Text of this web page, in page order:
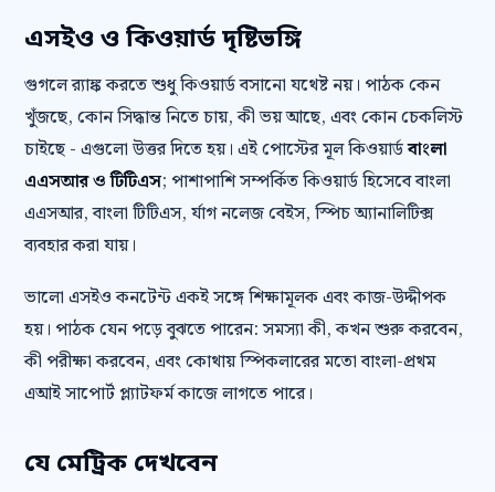
এসইও ও কিওয়ার্ড দৃষ্টিভঙ্গি
গুগলে র‍্যাঙ্ক করতে শুধু কিওয়ার্ড বসানো যথেষ্ট নয়। পাঠক কেন
খুঁজছে, কোন সিদ্ধান্ত নিতে চায়, কী ভয় আছে, এবং কোন চেকলিস্ট
চাইছে - এগুলো উত্তর দিতে হয়। এই পোস্টের মূল কিওয়ার্ডবাংলা
এএসআর ও টিটিএস; পাশাপাশি সম্পর্কিত কিওয়ার্ড হিসেবে বাংলা
এএসআর, বাংলা টিটিএস, র্যাগ নলেজ বেইস, স্পিচ অ্যানালিটিক্স
ব্যবহার করা যায়।
ভালো এসইও কনটেন্ট একই সঙ্গে শিক্ষামূলক এবং কাজ-উদ্দীপক
হয়। পাঠক যেন পড়ে বুঝতে পারেন: সমস্যা কী, কখন শুরু করবেন,
কী পরীক্ষা করবেন, এবং কোথায় স্পিকলারের মতো বাংলা-প্রথম
এআই সাপোর্ট প্ল্যাটফর্ম কাজে লাগতে পারে।
যে মেট্রিক দেখবেন